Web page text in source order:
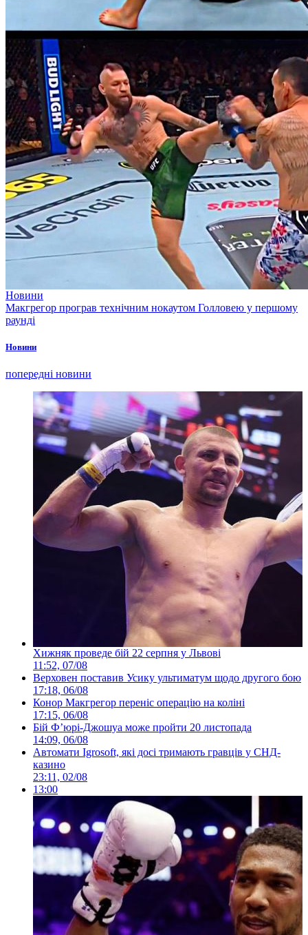
Новини
Макгрегор програв технічним нокаутом Голловею у першому
раунді
Новини
попередні новини
Хижняк проведе бій 22 серпня у Львові
11:52, 07/08
Верховен поставив Усику ультиматум щодо другого бою
17:18, 06/08
Конор Макгрегор переніс операцію на коліні
17:15, 06/08
Бій Ф’юрі-Джошуа може пройти 20 листопада
14:09, 06/08
Автомати Igrosoft, які досі тримають гравців у СНД-
казино
23:11, 02/08
13:00